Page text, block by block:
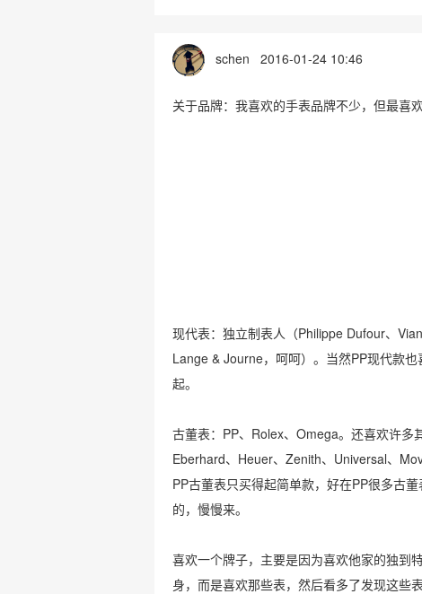
schen 2016-01-24 10:46
关于品牌：我喜欢的手表品牌不少，但最喜
现代表：独立制表人（Philippe Dufour、
Lange & Journe，呵呵）。当然PP现代款
起。
古董表：PP、Rolex、Omega。还喜欢许多
Eberhard、Heuer、Zenith、Universal、
PP古董表只买得起简单款，好在PP很多古
的，慢慢来。
喜欢一个牌子，主要是因为喜欢他家的独到
身，而是喜欢那些表，然后看多了发现这些